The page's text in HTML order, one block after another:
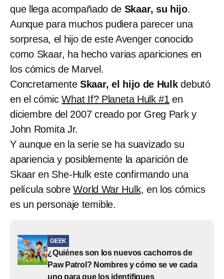
que llega acompañado de Skaar, su hijo.
Aunque para muchos pudiera parecer una
sorpresa, el hijo de este Avenger conocido
como Skaar, ha hecho varias apariciones en
los cómics de Marvel.
Concretamente Skaar, el hijo de Hulkdebutó
en el cómicWhat If? Planeta Hulk #1 en
diciembre del 2007 creado por Greg Park y
John Romita Jr.
Y aunque en la serie se ha suavizado su
apariencia y posiblemente la aparición de
Skaar en She-Hulk este confirmando una
película sobreWorld War Hulk, en los cómics
es un personaje temible.
GEEK
¿Quiénes son los nuevos cachorros de
Paw Patrol? Nombres y cómo se ve cada
uno para que los identifiques